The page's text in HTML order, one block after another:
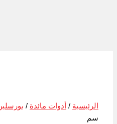
الرئيسية / أدوات مائدة /
سم